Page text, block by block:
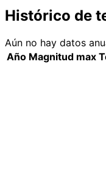
Histórico de
Aún no hay datos
Año Magnitud max